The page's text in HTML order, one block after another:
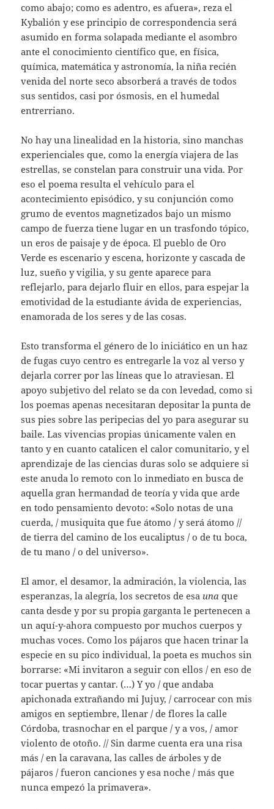
como abajo; como es adentro, es afuera», reza el
Kybalión y ese principio de correspondencia será
asumido en forma solapada mediante el asombro
ante el conocimiento científico que, en física,
química, matemática y astronomía, la niña recién
venida del norte seco absorberá a través de todos
sus sentidos, casi por ósmosis, en el humedal
entrerriano.
No hay una linealidad en la historia, sino manchas
experienciales que, como la energía viajera de las
estrellas, se constelan para construir una vida. Por
eso el poema resulta el vehículo para el
acontecimiento episódico, y su conjunción como
grumo de eventos magnetizados bajo un mismo
campo de fuerza tiene lugar en un trasfondo tópico,
un eros de paisaje y de época. El pueblo de Oro
Verde es escenario y escena, horizonte y cascada de
luz, sueño y vigilia, y su gente aparece para
reflejarlo, para dejarlo fluir en ellos, para espejar la
emotividad de la estudiante ávida de experiencias,
enamorada de los seres y de las cosas.
Esto transforma el género de lo iniciático en un haz
de fugas cuyo centro es entregarle la voz al verso y
dejarla correr por las líneas que lo atraviesan. El
apoyo subjetivo del relato se da con levedad, como si
los poemas apenas necesitaran depositar la punta de
sus pies sobre las peripecias del yo para asegurar su
baile. Las vivencias propias únicamente valen en
tanto y en cuanto catalicen el calor comunitario, y el
aprendizaje de las ciencias duras solo se adquiere si
este anuda lo remoto con lo inmediato en busca de
aquella gran hermandad de teoría y vida que arde
en todo pensamiento devoto: «Solo notas de una
cuerda, / musiquita que fue átomo / y será átomo //
de tierra del camino de los eucaliptus / o de tu boca,
de tu mano / o del universo».
El amor, el desamor, la admiración, la violencia, las
esperanzas, la alegría, los secretos de esa una que
canta desde y por su propia garganta le pertenecen a
un aquí-y-ahora compuesto por muchos cuerpos y
muchas voces. Como los pájaros que hacen trinar la
especie en su pico individual, la poeta es muchos sin
borrarse: «Mi invitaron a seguir con ellos / en eso de
tocar puertas y cantar. (…) Y yo / que andaba
apichonada extrañando mi Jujuy, / carrocear con mis
amigos en septiembre, llenar / de flores la calle
Córdoba, trasnochar en el parque / y a vos, / amor
violento de otoño. // Sin darme cuenta era una risa
más / en la caravana, las calles de árboles y de
pájaros / fueron canciones y esa noche / más que
nunca empezó la primavera».